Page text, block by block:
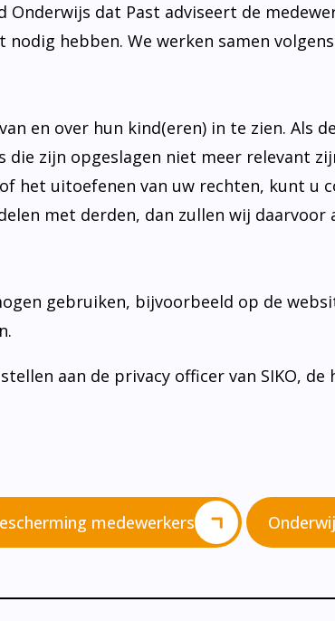
Onderwijs dat Past adviseert de
hebben. We werken samen
en over hun kind(eren) in te zien. Als
zijn opgeslagen niet meer relevant
het uitoefenen van uw rechten, kunt u
met derden, dan zullen wij
gebruiken, bijvoorbeeld op de
aan de privacy officer van SIKO, de
medewerkers